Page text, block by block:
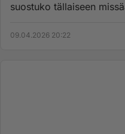
suostuko tällaiseen
09.04.2026 20:22